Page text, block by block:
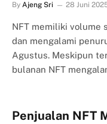
By Ajeng Sri 28 Juni
NFT memiliki volume
dan mengalami
Agustus. Meskipun
bulanan NFT
Penjualan NFT